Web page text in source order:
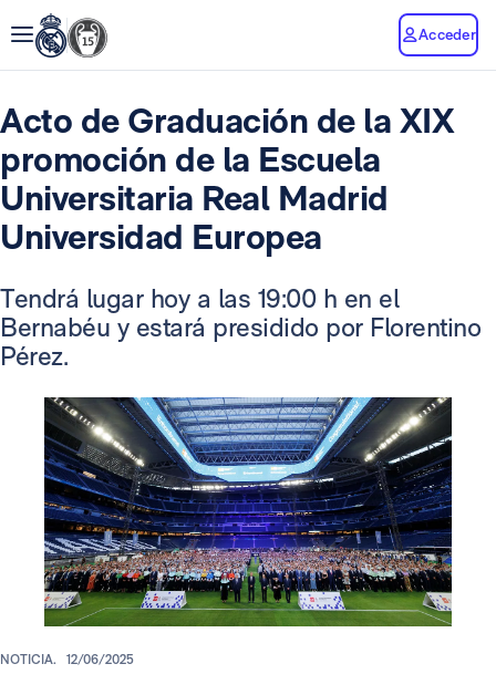
Acceder
Acto de Graduación de la XIX
promoción de la Escuela
Universitaria Real Madrid
Universidad Europea
Tendrá lugar hoy a las 19:00 h en el
Bernabéu y estará presidido por Florentino
Pérez.
NOTICIA. 12/06/2025